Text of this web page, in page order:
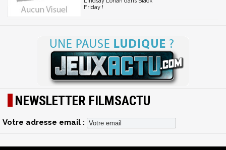
Friday !
NEWSLETTER FILMSACTU
Votre adresse email :